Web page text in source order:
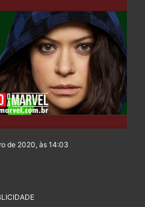
de 2020, às 14:03